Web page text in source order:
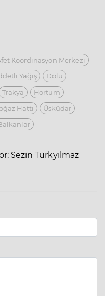
Koordinasyon Merkezi
Yağış
Dolu
Trakya
Hortum
Hattı
Üsküdar
Sezin Türkyılmaz